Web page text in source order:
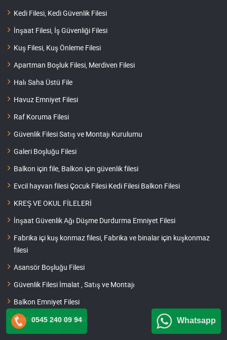
Kedi Filesi, Kedi Güvenlik Filesi
İnşaat Filesi, İş Güvenliği Filesi
Kuş Filesi, Kuş Önleme Filesi
Apartman Boşluk Filesi, Merdiven Filesi
Halı Saha Üstü File
Havuz Emniyet Filesi
Raf Koruma Filesi
Güvenlik Filesi Satış ve Montajı Kurulumu
Galeri Boşluğu Filesi
Balkon için file, Balkon için güvenlik filesi
Evcil hayvan filesi Çocuk Filesi Kedi Filesi Balkon Filesi
KREŞ VE OKUL FİLELERİ
İnşaat Güvenlik Ağı Düşme Durdurma Emniyet Filesi
Fabrika içi kuş konmaz filesi, Fabrika ve binalar için kuşkonmaz
filesi
Asansör Boşluğu Filesi
Güvenlik Filesi İmalat , Satış ve Montajı
Balkon Emniyet Filesi
Hastane Güvenlik Filesi
0545 240 09 94 Whatsapp